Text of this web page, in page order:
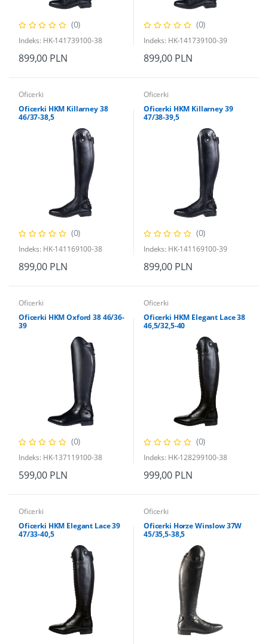
(0)
Indeks: HK-141739100-38
899,00 PLN
(0)
Indeks: HK-141739100-39
899,00 PLN
Oficerki
Oficerki HKM Killarney 38
46/37-38,5
(0)
Indeks: HK-141169100-38
899,00 PLN
Oficerki
Oficerki HKM Killarney 39
47/38-39,5
(0)
Indeks: HK-141169100-39
899,00 PLN
Oficerki
Oficerki HKM Oxford 38 46/36-
39
(0)
Indeks: HK-137119100-38
599,00 PLN
Oficerki
Oficerki HKM Elegant Lace 38
46,5/32,5-40
(0)
Indeks: HK-128299100-38
999,00 PLN
Oficerki
Oficerki HKM Elegant Lace 39
47/33-40,5
Oficerki
Oficerki Horze Winslow 37W
45/35,5-38,5